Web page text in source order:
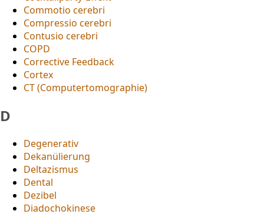
Commotio cerebri
Compressio cerebri
Contusio cerebri
COPD
Corrective Feedback
Cortex
CT (Computertomographie)
D
Degenerativ
Dekanülierung
Deltazismus
Dental
Dezibel
Diadochokinese